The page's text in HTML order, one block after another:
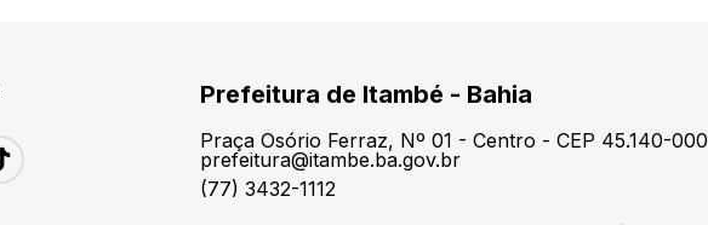
Prefeitura de Itambé - Bahia
Praça Osório Ferraz, Nº 01 - Centro - CEP 45.140-000
prefeitura@itambe.ba.gov.br
(77) 3432-1112